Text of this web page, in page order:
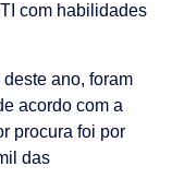
com habilidades
ano, foram
acordo com a
procura foi por
das